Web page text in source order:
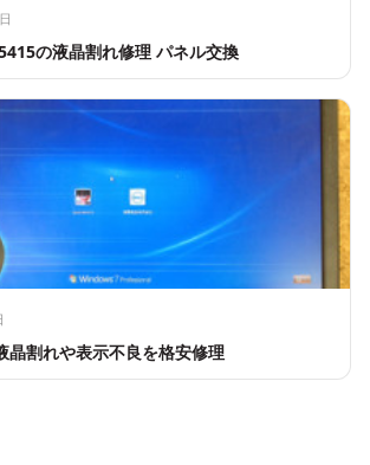
の液晶割れ修理 パネル交換
割れや表示不良を格安修理